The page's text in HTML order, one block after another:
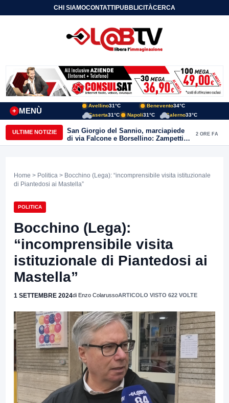
CHI SIAMOCONTATTIPUBBLICITÀCERCA
MENÙ
+
Avellino31°C Benevento34°C
Caserta31°C Napoli31°C Salerno33°C
ULTIME NOTIZIE
San Giorgio del Sannio, marciapiede
di via Falcone e Borsellino: Zampetti e
Lombardi replicano alle polemiche
2 ORE FA
Home > Politica > Bocchino (Lega): “incomprensibile visita istituzionale
di Piantedosi ai Mastella”
POLITICA
Bocchino (Lega):
“incomprensibile visita
istituzionale di Piantedosi ai
Mastella”
1 SETTEMBRE 2024di Enzo ColarussoARTICOLO VISTO 622 VOLTE